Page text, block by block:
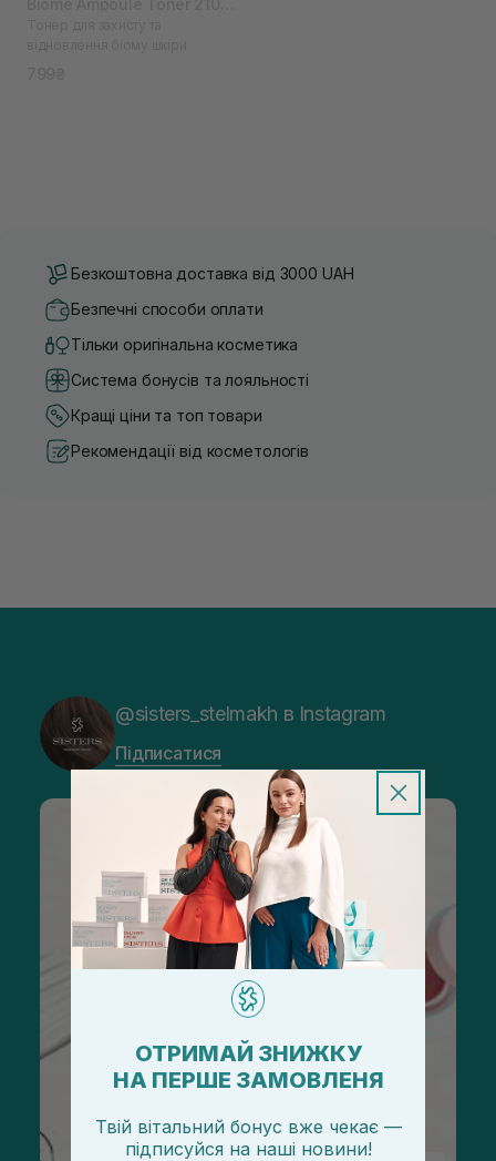
Безкоштовна доставка від 3000 UAH
Безпечні способи оплати
Тільки оригінальна косметика
Система бонусів та лояльності
Кращі ціни та топ товари
Рекомендації від косметологів
@sisters_stelmakh в Instagram
Підписатися
ОТРИМАЙ ЗНИЖКУ
НА ПЕРШЕ ЗАМОВЛЕНЯ
Твій вітальний бонус вже чекає —
підписуйся на наші новини!